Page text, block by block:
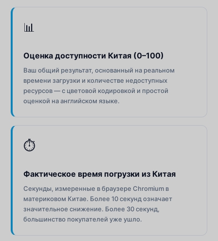
📊
Оценка доступности Китая (0–100)
Ваш общий результат, основанный на реальном
времени загрузки и количестве недоступных
ресурсов — с цветовой кодировкой и простой
оценкой на английском языке.
⏱
Фактическое время погрузки из Китая
Секунды, измеренные в браузере Chromium в
материковом Китае. Более 10 секунд означает
значительное снижение. Более 30 секунд,
большинство покупателей уже ушло.